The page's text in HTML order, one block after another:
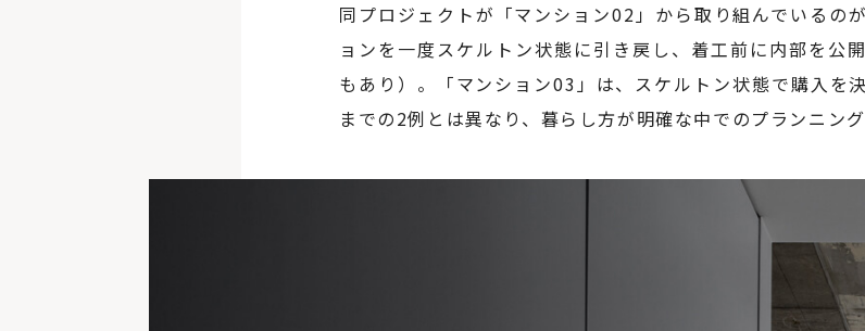
同プロジェクトが「マンション02」から取り組んでいるの
ョンを一度スケルトン状態に引き戻し、着工前に内部を公
もあり）。「マンション03」は、スケルトン状態で購入を
までの2例とは異なり、暮らし方が明確な中でのプランニング